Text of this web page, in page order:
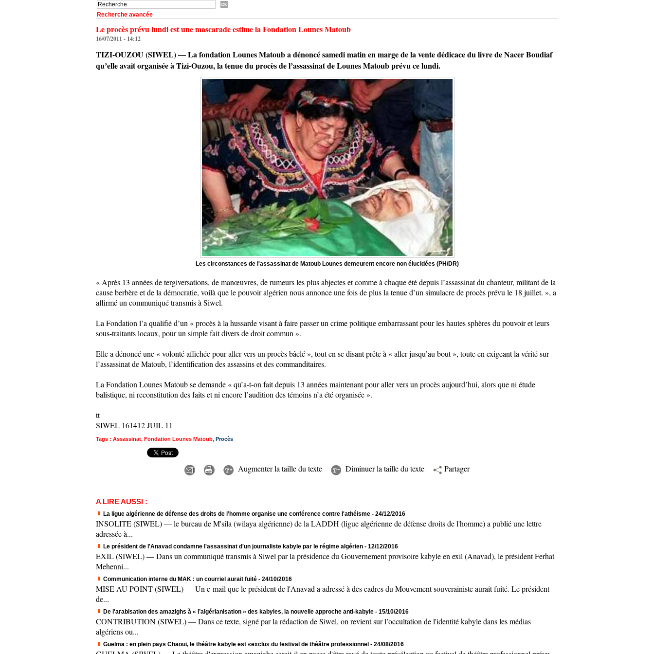
Recherche avancée
Le procès prévu lundi est une mascarade estime la Fondation Lounes Matoub
16/07/2011 - 14:12
TIZI-OUZOU (SIWEL) — La fondation Lounes Matoub a dénoncé samedi matin en marge de la vente dédicace du livre de Nacer Boudiaf
qu’elle avait organisée à Tizi-Ouzou, la tenue du procès de l’assassinat de Lounes Matoub prévu ce lundi.
Les circonstances de l'assassinat de Matoub Lounes demeurent encore non élucidées (PH/DR)
« Après 13 années de tergiversations, de manœuvres, de rumeurs les plus abjectes et comme à chaque été depuis l’assassinat du chanteur, militant de la
cause berbère et de la démocratie, voilà que le pouvoir algérien nous annonce une fois de plus la tenue d’un simulacre de procès prévu le 18 juillet. », a
affirmé un communiqué transmis à Siwel.
La Fondation l’a qualifié d’un « procès à la hussarde visant à faire passer un crime politique embarrassant pour les hautes sphères du pouvoir et leurs
sous-traitants locaux, pour un simple fait divers de droit commun ».
Elle a dénoncé une « volonté affichée pour aller vers un procès bâclé », tout en se disant prête à « aller jusqu’au bout », toute en exigeant la vérité sur
l’assassinat de Matoub, l’identification des assassins et des commanditaires.
La Fondation Lounes Matoub se demande « qu’a-t-on fait depuis 13 années maintenant pour aller vers un procès aujourd’hui, alors que ni étude
balistique, ni reconstitution des faits et ni encore l’audition des témoins n’a été organisée ».
tt
SIWEL 161412 JUIL 11
Tags : Assassinat, Fondation Lounes Matoub, Procès
Augmenter la taille du texte Diminuer la taille du texte Partager
A LIRE AUSSI :
La ligue algérienne de défense des droits de l’homme organise une conférence contre l'athéisme - 24/12/2016
INSOLITE (SIWEL) — le bureau de M'sila (wilaya algérienne) de la LADDH (ligue algérienne de défense droits de l'homme) a publié une lettre
adressée à...
Le président de l'Anavad condamne l'assassinat d'un journaliste kabyle par le régime algérien - 12/12/2016
EXIL (SIWEL) — Dans un communiqué transmis à Siwel par la présidence du Gouvernement provisoire kabyle en exil (Anavad), le président Ferhat
Mehenni...
Communication interne du MAK : un courriel aurait fuité - 24/10/2016
MISE AU POINT (SIWEL) — Un e-mail que le président de l'Anavad a adressé à des cadres du Mouvement souverainiste aurait fuité. Le président
de...
De l'arabisation des amazighs à « l’algérianisation » des kabyles, la nouvelle approche anti-kabyle - 15/10/2016
CONTRIBUTION (SIWEL) — Dans ce texte, signé par la rédaction de Siwel, on revient sur l’occultation de l'identité kabyle dans les médias
algériens ou...
Guelma : en plein pays Chaoui, le théâtre kabyle est «exclu» du festival de théâtre professionnel - 24/08/2016